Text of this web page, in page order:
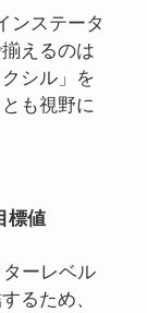
ンステータ
えるのは
シル」を
も視野に
標値
ーレベル
るため、